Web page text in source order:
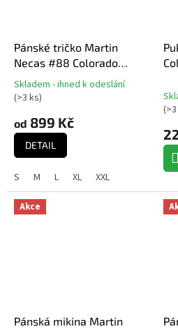
Pánské tričko Martin
Necas #88 Colorado
Avalanche NHL Name &
Number T-Shirt
Průměrné
hodnocení
produktu
je
5,0
z
5
Skladem - ihned k odeslání
(>3 ks)
od 899 Kč
DETAIL
S M L XL XXL
(
Akce
Pánská mikina Martin